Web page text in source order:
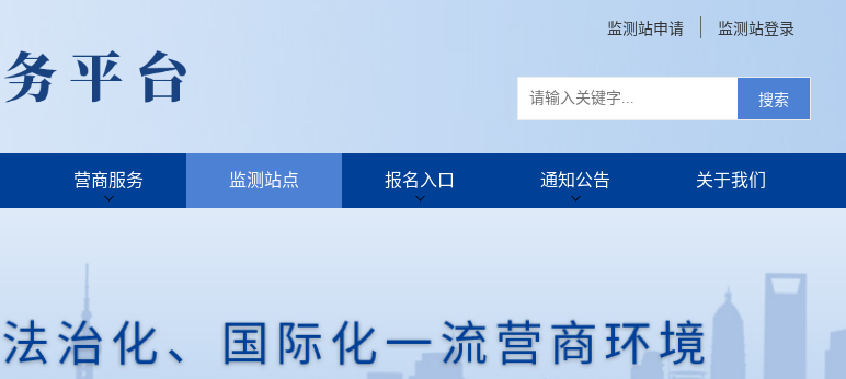
搜索
监测站申请 监测站登录
营商服务 监测站点 报名入口 通知公告 关于我们